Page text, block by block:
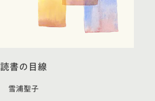
読書の目線
雪浦聖子